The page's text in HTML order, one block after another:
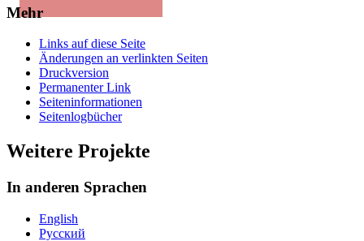
Mehr
Links auf diese Seite
Änderungen an verlinkten Seiten
Druckversion
Permanenter Link
Seiten­­informationen
Seitenlogbücher
Weitere Projekte
In anderen Sprachen
English
Русский